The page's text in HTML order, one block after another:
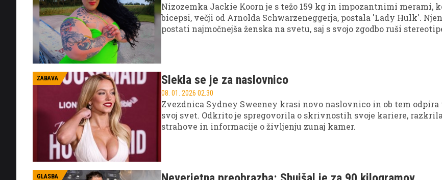
Nizozemka Jackie Koorn je s težo 159 kg in impozantnimi merami,
bicepsi, večji od Arnolda Schwarzeneggerja, postala 'Lady Hulk'.
postati najmočnejša ženska na svetu, saj s svojo zgodbo ruši
ZABAVA Slekla se je za naslovnico
08. 01. 2026 02.30
Zvezdnica Sydney Sweeney krasi novo naslovnico in ob tem odpira
svoj svet. Odkrito je spregovorila o skrivnostih svoje kariere,
strahove in informacije o življenju zunaj kamer.
GLASBA